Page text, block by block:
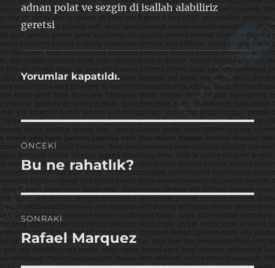
adnan polat ve sezgin di isallah alabiliriz
geretsi
Yorumlar kapatıldı.
Yazı
gezinmesi
ÖNCEKI
Önceki
yazı:
Bu ne rahatlık?
SONRAKI
Sonraki
yazı:
Rafael Marquez